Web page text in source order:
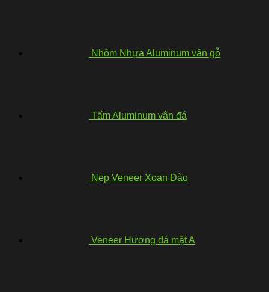
Nhôm Nhựa Aluminum vân gỗ
Tấm Aluminum vân đá
Nẹp Veneer Xoan Đào
Veneer Hương đá mặt A